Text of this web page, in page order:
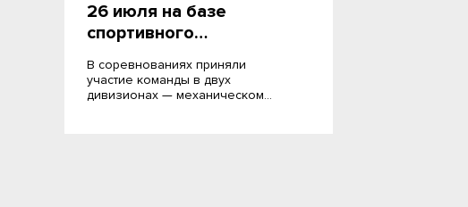
26 июля на базе
спортивного…
В соревнованиях приняли
участие команды в двух
дивизионах — механическом…